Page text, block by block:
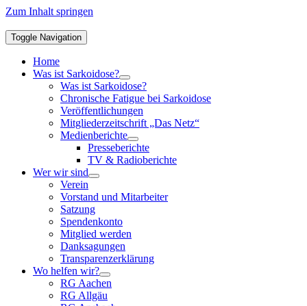
Zum Inhalt springen
Toggle Navigation
Home
Was ist Sarkoidose?
Was ist Sarkoidose?
Chronische Fatigue bei Sarkoidose
Veröffentlichungen
Mitgliederzeitschrift „Das Netz“
Medienberichte
Presseberichte
TV & Radioberichte
Wer wir sind
Verein
Vorstand und Mitarbeiter
Satzung
Spendenkonto
Mitglied werden
Danksagungen
Transparenzerklärung
Wo helfen wir?
RG Aachen
RG Allgäu